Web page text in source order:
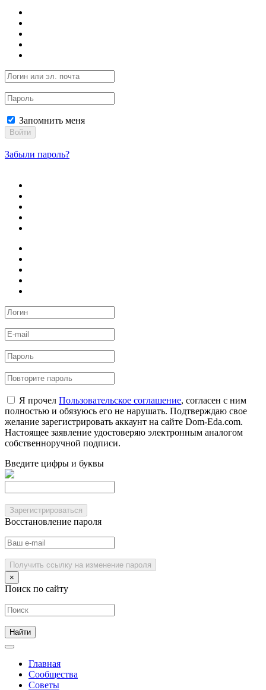
Запомнить меня
Войти
Забыли пароль?
Я прочел Пользовательское соглашение, согласен с ним
полностью и обязуюсь его не нарушать. Подтверждаю свое
желание зарегистрировать аккаунт на сайте Dom-Eda.com.
Настоящее заявление удостоверяю электронным аналогом
собственноручной подписи.
Введите цифры и буквы
Зарегистрироваться
Восстановление пароля
Получить ссылку на изменение пароля
×
Поиск по сайту
Главная
Сообщества
Советы